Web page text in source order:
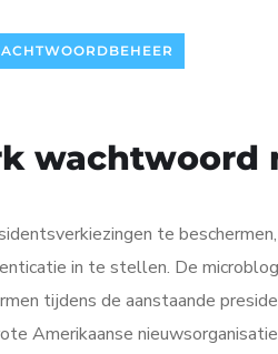
wachtwoord
te
in te stellen. De
tijdens de aanstaande
Amerikaanse